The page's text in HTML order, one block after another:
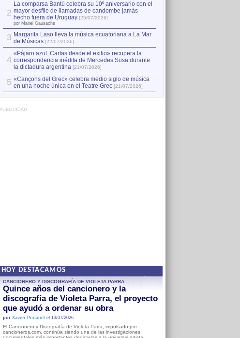
2
La comparsa Bantú celebra su 10º aniversario con el
mayor desfile de llamadas de candombe jamás
hecho fuera de Uruguay [25/07/2026]
por Manel Gausachs
3 Margarita Laso lleva la música ecuatoriana a La Mar
de Músicas [22/07/2026]
4
«Pájaro azul. Cartas desde el exilio» recupera la
correspondencia inédita de Mercedes Sosa durante
la dictadura argentina [21/07/2026]
5 «Cançons del Grec» celebra medio siglo de música
en una noche única en el Teatre Grec [21/07/2026]
PUBLICIDAD
HOY DESTACAMOS
CANCIONERO Y DISCOGRAFÍA DE VIOLETA PARRA
Quince años del cancionero y la
discografía de Violeta Parra, el proyecto
que ayudó a ordenar su obra
por Xavier Pintanel el 13/07/2026
El Cancionero y Discografía de Violeta Parra, impulsado por
cancioneros.com, continúa siendo una de las investigaciones